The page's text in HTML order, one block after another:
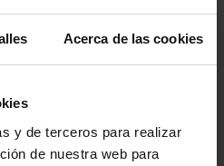
Acerca de las cookies
y de terceros para realizar
de nuestra web para
para empresas